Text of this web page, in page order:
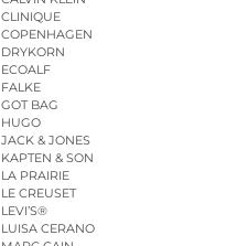
CLINIQUE
COPENHAGEN
DRYKORN
ECOALF
FALKE
GOT BAG
HUGO
JACK & JONES
KAPTEN & SON
LA PRAIRIE
LE CREUSET
LEVI’S®
LUISA CERANO